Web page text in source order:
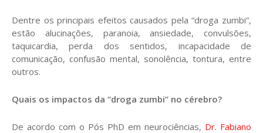
Dentre os principais efeitos causados pela “droga zumbi”,
estão alucinações, paranoia, ansiedade, convulsões,
taquicardia, perda dos sentidos, incapacidade de
comunicação, confusão mental, sonolência, tontura, entre
outros.
Quais os impactos da “droga zumbi” no cérebro?
De acordo com o Pós PhD em neurociências, Dr. Fabiano